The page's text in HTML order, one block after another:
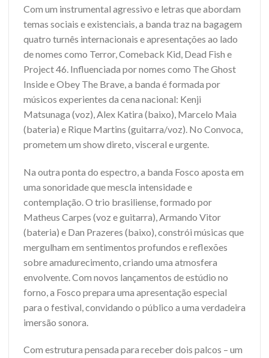
Com um instrumental agressivo e letras que abordam
temas sociais e existenciais, a banda traz na bagagem
quatro turnês internacionais e apresentações ao lado
de nomes como Terror, Comeback Kid, Dead Fish e
Project 46. Influenciada por nomes como The Ghost
Inside e Obey The Brave, a banda é formada por
músicos experientes da cena nacional: Kenji
Matsunaga (voz), Alex Katira (baixo), Marcelo Maia
(bateria) e Rique Martins (guitarra/voz). No Convoca,
prometem um show direto, visceral e urgente.
Na outra ponta do espectro, a banda Fosco aposta em
uma sonoridade que mescla intensidade e
contemplação. O trio brasiliense, formado por
Matheus Carpes (voz e guitarra), Armando Vitor
(bateria) e Dan Prazeres (baixo), constrói músicas que
mergulham em sentimentos profundos e reflexões
sobre amadurecimento, criando uma atmosfera
envolvente. Com novos lançamentos de estúdio no
forno, a Fosco prepara uma apresentação especial
para o festival, convidando o público a uma verdadeira
imersão sonora.
Com estrutura pensada para receber dois palcos – um